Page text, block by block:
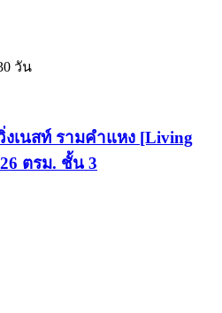
วัน
เนสท์ รามคำแหง [Living
ตรม. ชั้น 3